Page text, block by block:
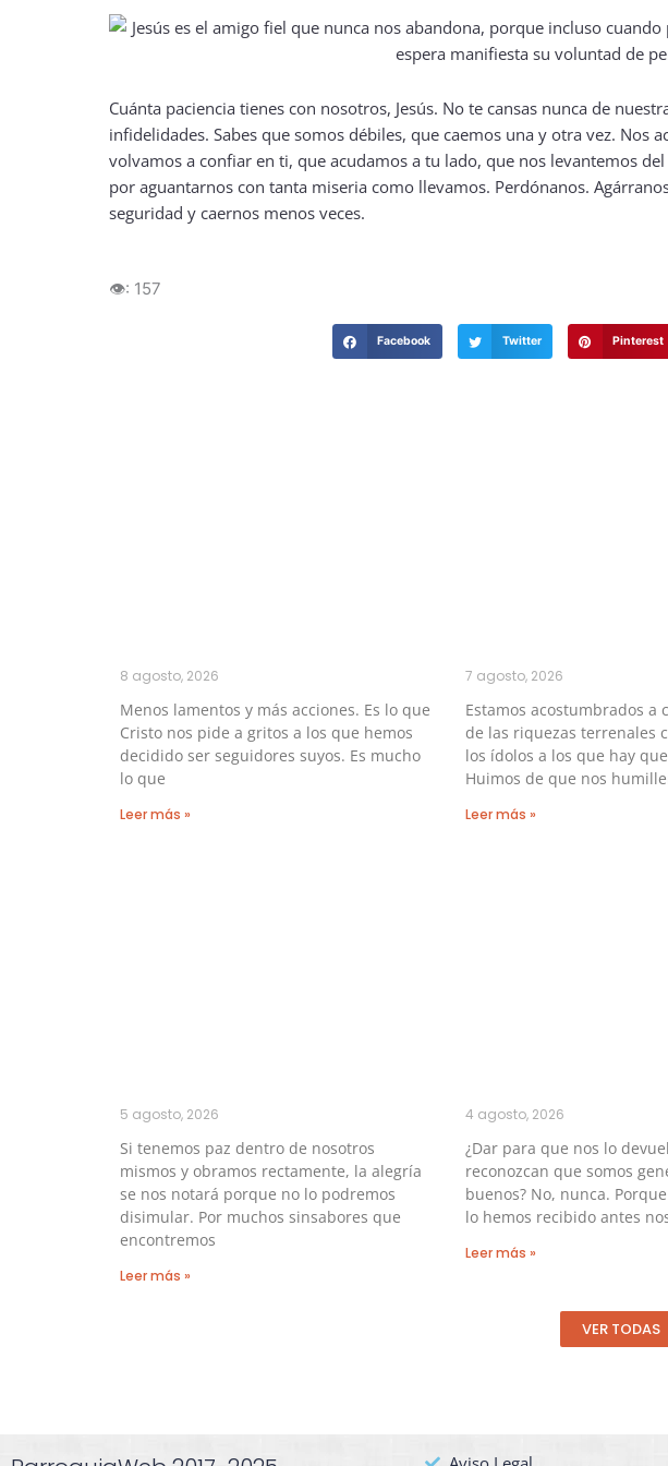
Cuánta paciencia tienes con nosotros, Jesús. No te cansas nunca de
infidelidades. Sabes que somos débiles, que caemos una y otra vez. Nos
volvamos a confiar en ti, que acudamos a tu lado, que nos levantemos
por aguantarnos con tanta miseria como llevamos. Perdónanos.
seguridad y caernos menos veces.
👁️: 157
Facebook Twitter Pinterest
8 agosto, 2026
Menos lamentos y más acciones. Es lo que
Cristo nos pide a gritos a los que hemos
decidido ser seguidores suyos. Es mucho
lo que
Leer más »
7 agosto, 2026
Estamos acostumbrados a
de las riquezas terrenales
los ídolos a los que hay
Huimos de que nos
Leer más »
5 agosto, 2026
Si tenemos paz dentro de nosotros
mismos y obramos rectamente, la alegría
se nos notará porque no lo podremos
disimular. Por muchos sinsabores que
encontremos
Leer más »
4 agosto, 2026
¿Dar para que nos lo
reconozcan que somos
buenos? No, nunca.
lo hemos recibido antes
Leer más »
VER TODAS